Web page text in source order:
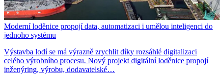
Moderní loděnice propojí data, automatizaci i umělou inteligenci do
jednoho systému
Výstavba lodí se má výrazně zrychlit díky rozsáhlé digitalizaci
celého výrobního procesu. Nový projekt digitální loděnice propojí
inženýring, výrobu, dodavatelské…